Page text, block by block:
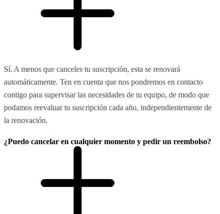
Sí. A menos que canceles tu suscripción, esta se renovará
automáticamente. Ten en cuenta que nos pondremos en contacto
contigo para supervisar las necesidades de tu equipo, de modo que
podamos reevaluar tu suscripción cada año, independientemente de
la renovación.
¿Puedo cancelar en cualquier momento y pedir un reembolso?